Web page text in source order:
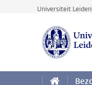
Ga direct naar de
Universiteit Leiden